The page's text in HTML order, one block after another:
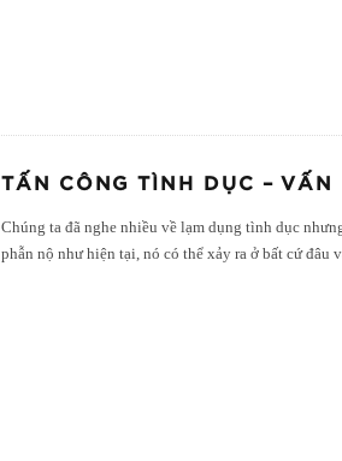
TẤN CÔNG TÌNH DỤC –
Chúng ta đã nghe nhiều về lạm dụng tình dục
phẫn nộ như hiện tại, nó có thể xảy ra ở bất cứ đâu